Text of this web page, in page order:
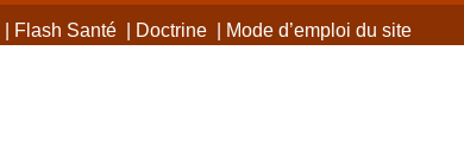
Flash Santé| Doctrine| Mode d’emploi du site